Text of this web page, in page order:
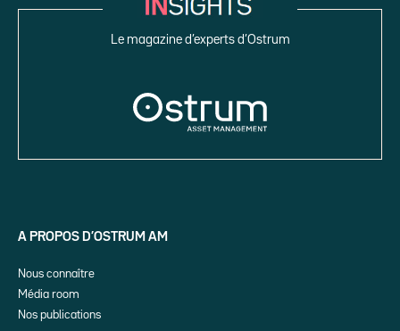
Le magazine d’experts d’Ostrum
A PROPOS D’OSTRUM AM
Nous connaître
Média room
Nos publications